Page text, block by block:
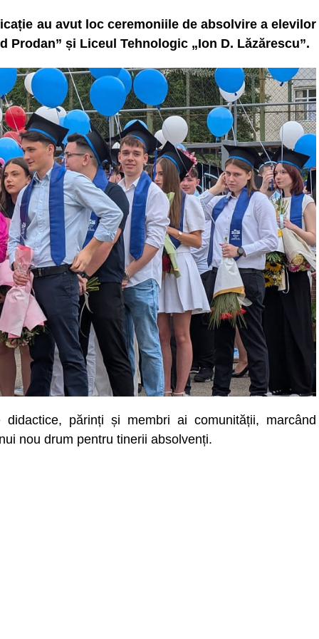
au avut loc ceremoniile de absolvire a elevilor
Prodan” și Liceul Tehnologic „Ion D. Lăzărescu”.
părinți și membri ai comunității, marcând
nou drum pentru tinerii absolvenți.